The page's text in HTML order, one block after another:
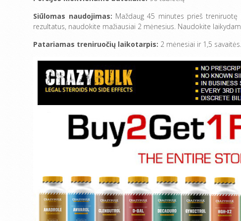
Siūlomas naudojimas: Maždaug 45 minutes prieš
rezultatus, naudokite mažiausiai 2 mėnesius. Naudokite
Patariamas treniruočių laikotarpis: 2 mėnesiai ir 1,5 savaitės.